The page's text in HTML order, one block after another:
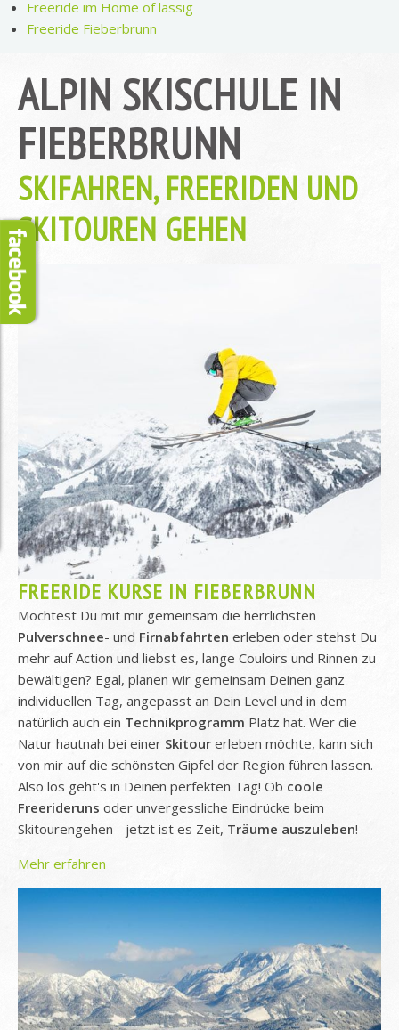
Freeride im Home of lässig
Freeride Fieberbrunn
ALPIN SKISCHULE IN
FIEBERBRUNN
SKIFAHREN, FREERIDEN UND
SKITOUREN GEHEN
FREERIDE KURSE IN FIEBERBRUNN
Möchtest Du mit mir gemeinsam die herrlichsten
Pulverschnee- und Firnabfahrten erleben oder stehst Du
mehr auf Action und liebst es, lange Couloirs und Rinnen zu
bewältigen? Egal, planen wir gemeinsam Deinen ganz
individuellen Tag, angepasst an Dein Level und in dem
natürlich auch ein Technikprogramm Platz hat. Wer die
Natur hautnah bei einer Skitour erleben möchte, kann sich
von mir auf die schönsten Gipfel der Region führen lassen.
Also los geht's in Deinen perfekten Tag! Ob coole
Freerideruns oder unvergessliche Eindrücke beim
Skitourengehen - jetzt ist es Zeit, Träume auszuleben!
Mehr erfahren